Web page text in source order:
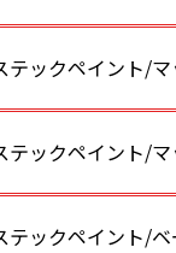
テックペイント/
テックペイント/
テックペイント/ベ